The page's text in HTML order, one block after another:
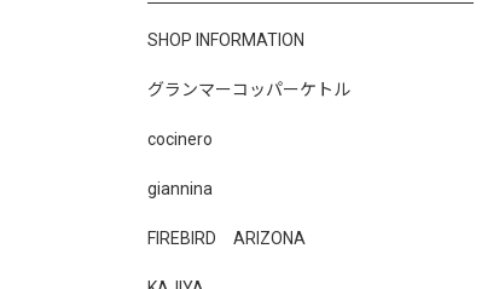
SHOP INFORMATION
グランマーコッパーケトル
cocinero
giannina
FIREBIRD ARIZONA